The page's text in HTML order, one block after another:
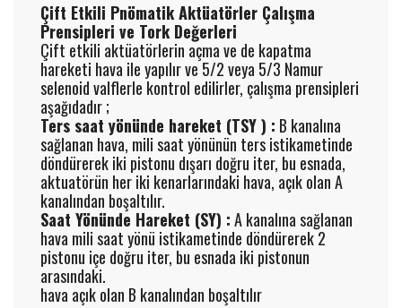
Çift Etkili Pnömatik Aktüatörler Çalışma
Prensipleri ve Tork Değerleri
Çift etkili aktüatörlerin açma ve de kapatma
hareketi hava ile yapılır ve 5/2 veya 5/3 Namur
selenoid valflerle kontrol edilirler, çalışma prensipleri
aşağıdadır ;
Ters saat yönünde hareket (TSY ) : B kanalına
sağlanan hava, mili saat yönünün ters istikametinde
döndürerek iki pistonu dışarı doğru iter, bu esnada,
aktuatörün her iki kenarlarındaki hava, açık olan A
kanalından boşaltılır.
Saat Yönünde Hareket (SY) :A kanalına sağlanan
hava mili saat yönü istikametinde döndürerek 2
pistonu içe doğru iter, bu esnada iki pistonun
arasındaki.
hava açık olan B kanalından boşaltılır